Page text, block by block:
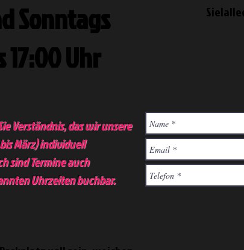
Sonntags
17:00 Uhr
Verständnis, das wir unsere
März) individuell
sind Termine auch
Uhrzeiten buchbar.